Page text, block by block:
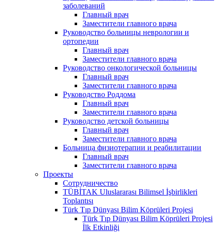
заболеваний
Главный врач
Заместители главного врача
Руководство больницы неврологии и
ортопедии
Главный врач
Заместители главного врача
Руководство онкологической больницы
Главный врач
Заместители главного врача
Руководство Роддома
Главный врач
Заместители главного врача
Руководство детской больницы
Главный врач
Заместители главного врача
Больница физиотерапии и реабилитации
Главный врач
Заместители главного врача
Проекты
Сотрудничество
TÜBİTAK Uluslararası Bilimsel İşbirlikleri
Toplantısı
Türk Tıp Dünyası Bilim Köprüleri Projesi
Türk Tıp Dünyası Bilim Köprüleri Projesi
İlk Etkinliği